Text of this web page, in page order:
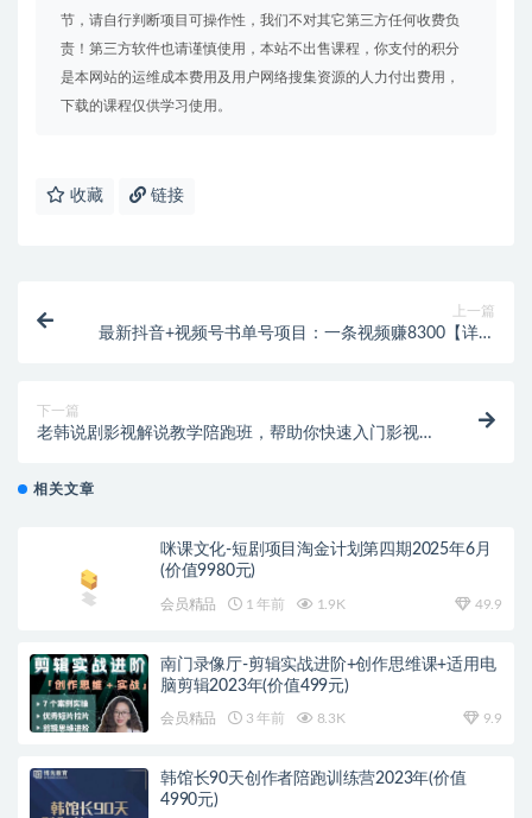
节，请自行判断项目可操作性，我们不对其它第三方任何收费负
责！第三方软件也请谨慎使用，本站不出售课程，你支付的积分
是本网站的运维成本费用及用户网络搜集资源的人力付出费用，
下载的课程仅供学习使用。
收藏 链接
上一篇
最新抖音+视频号书单号项目：一条视频赚8300【详细
下一篇
老韩说剧影视解说教学陪跑班，帮助你快速入门影视解
相关文章
咪课文化-短剧项目淘金计划第四期2025年6月
(价值9980元)
会员精品 1 年前 1.9K 49.9
南门录像厅-剪辑实战进阶+创作思维课+适用电
脑剪辑2023年(价值499元)
会员精品 3 年前 8.3K 9.9
韩馆长90天创作者陪跑训练营2023年(价值
4990元)